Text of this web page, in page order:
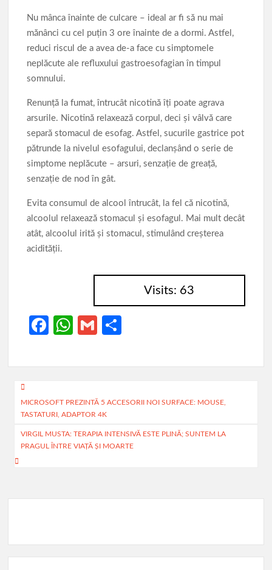
Nu mânca înainte de culcare – ideal ar fi să nu mai
mănânci cu cel puțin 3 ore înainte de a dormi. Astfel,
reduci riscul de a avea de-a face cu simptomele
neplăcute ale refluxului gastroesofagian în timpul
somnului.
Renunță la fumat, întrucât nicotină îți poate agrava
arsurile. Nicotină relaxează corpul, deci și vâlvă care
separă stomacul de esofag. Astfel, sucurile gastrice pot
pătrunde la nivelul esofagului, declanșând o serie de
simptome neplăcute – arsuri, senzație de greață,
senzație de nod în gât.
Evita consumul de alcool întrucât, la fel că nicotină,
alcoolul relaxează stomacul și esofagul. Mai mult decât
atât, alcoolul irită și stomacul, stimulând creșterea
acidității.
Visits: 63
Fa
b
o
k
W
at
A
p
p
G
ail ta
az
Navigare
în
articole
MICROSOFT PREZINTĂ 5 ACCESORII NOI SURFACE: MOUSE,
TASTATURI, ADAPTOR 4K
VIRGIL MUSTA: TERAPIA INTENSIVĂ ESTE PLINĂ; SUNTEM LA
PRAGUL ÎNTRE VIAŢĂ ŞI MOARTE